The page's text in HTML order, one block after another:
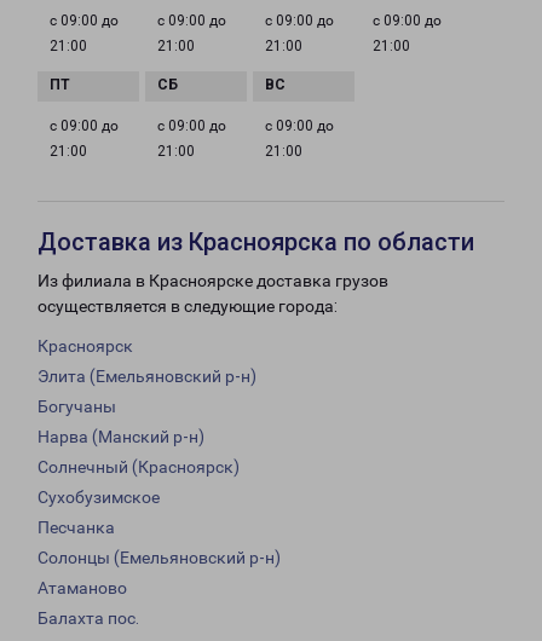
с 09:00 до
21:00
с 09:00 до
21:00
с 09:00 до
21:00
с 09:00 до
21:00
с 09:00 до
21:00
с 09:00 до
21:00
с 09:00 до
21:00
Доставка из Красноярска по области
Из филиала в Красноярске доставка грузов
осуществляется в следующие города:
Красноярск
Элита (Емельяновский р-н)
Богучаны
Нарва (Манский р-н)
Солнечный (Красноярск)
Сухобузимское
Песчанка
Солонцы (Емельяновский р-н)
Атаманово
Балахта пос.